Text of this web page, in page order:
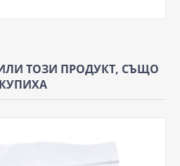
ТОЗИ ПРОДУКТ, СЪЩО
КУПИХА